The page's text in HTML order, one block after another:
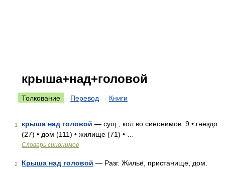
крыша+над+головой
Толкование Перевод Книги
1 крыша над головой — сущ., кол во синонимов: 9 • гнездо
(27) • дом (111) • жилище (71) • …
Словарь синонимов
2 Крыша над головой — Разг. Жильё, пристанище, дом.